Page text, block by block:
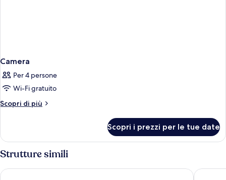
Camera
Per 4 persone
Wi-Fi gratuito
Scopri di più
Altri
Scopri i prezzi per le tue date
Strutture simili
Hotel Not Hotel Amsterdam